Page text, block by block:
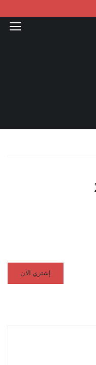
إشتري الآن